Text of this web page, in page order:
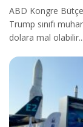
ABD Kongre
Trump sınıfı
dolara mal